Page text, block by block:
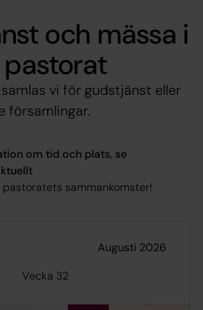
och mässa i
vi för gudstjänst eller
församlingar.
om tid och plats, se
pastoratets sammankomster!
augusti 2026
Vecka 32